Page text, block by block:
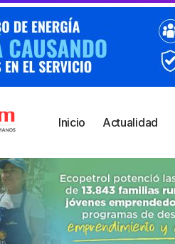
Inicio Actualidad